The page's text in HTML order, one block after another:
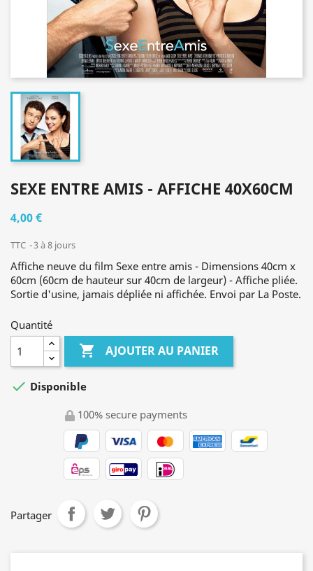
SEXE ENTRE AMIS - AFFICHE 40X60CM
4,00 €
TTC 3 à 8 jours
Affiche neuve du film Sexe entre amis - Dimensions 40cm x
60cm (60cm de hauteur sur 40cm de largeur) - Affiche pliée.
Sortie d'usine, jamais dépliée ni affichée. Envoi par La Poste.
Quantité
 AJOUTER AU PANIER
 Disponible
100% secure payments
Partager